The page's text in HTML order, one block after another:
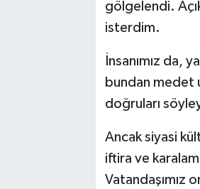
gölgelendi.
isterdim.
İnsanımız da,
bundan medet
doğruları
Ancak siyasi
iftira ve
Vatandaşımız